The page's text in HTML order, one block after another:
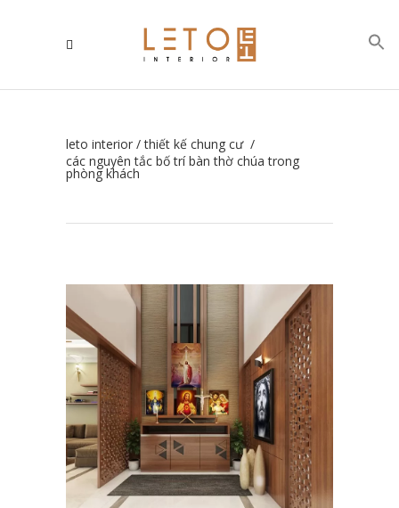
leto interior /thiết kế chung cư /
các nguyên tắc bố trí bàn thờ chúa trong
phòng khách